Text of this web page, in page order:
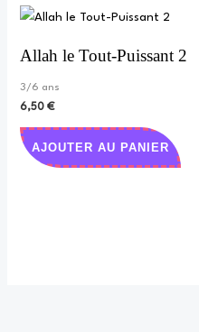
Allah le Tout-Puissant 2
3/6 ans
6,50€
AJOUTER AU PANIER